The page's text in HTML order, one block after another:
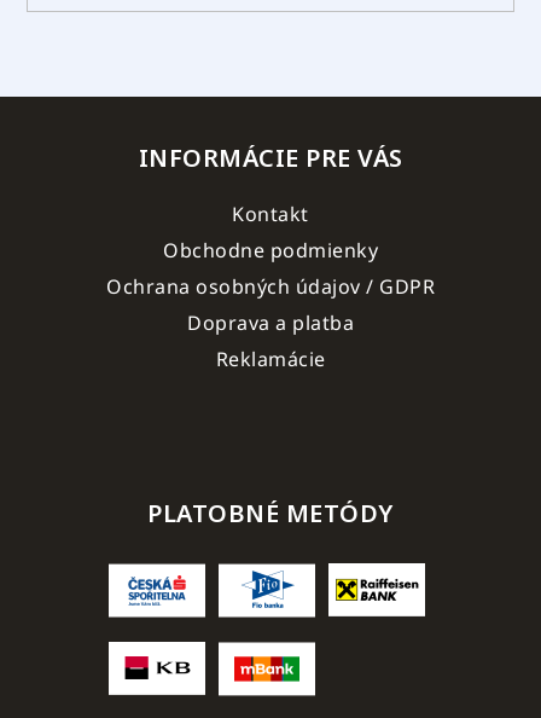
INFORMÁCIE PRE VÁS
Kontakt
Obchodne podmienky
Ochrana osobných údajov / GDPR
Doprava a platba
Reklamácie
PLATOBNÉ METÓDY